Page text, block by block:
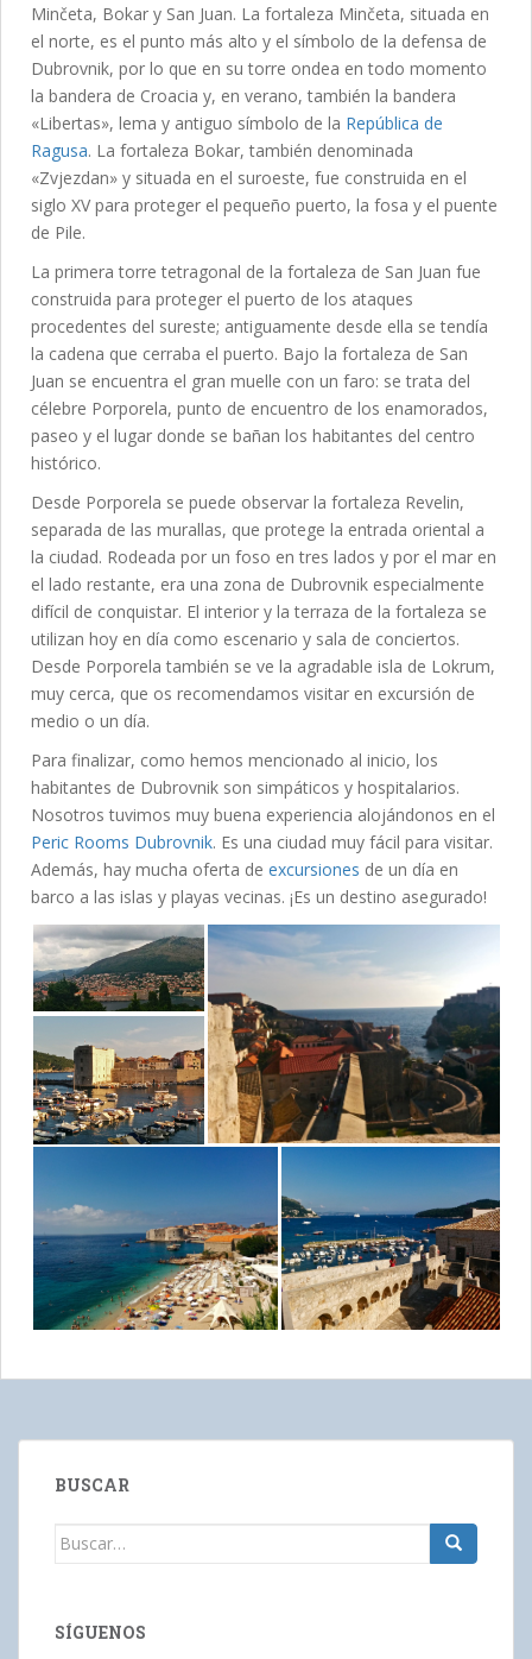
Minčeta, Bokar y San Juan. La fortaleza Minčeta, situada en
el norte, es el punto más alto y el símbolo de la defensa de
Dubrovnik, por lo que en su torre ondea en todo momento
la bandera de Croacia y, en verano, también la bandera
«Libertas», lema y antiguo símbolo de la República de
Ragusa. La fortaleza Bokar, también denominada
«Zvjezdan» y situada en el suroeste, fue construida en el
siglo XV para proteger el pequeño puerto, la fosa y el puente
de Pile.
La primera torre tetragonal de la fortaleza de San Juan fue
construida para proteger el puerto de los ataques
procedentes del sureste; antiguamente desde ella se tendía
la cadena que cerraba el puerto. Bajo la fortaleza de San
Juan se encuentra el gran muelle con un faro: se trata del
célebre Porporela, punto de encuentro de los enamorados,
paseo y el lugar donde se bañan los habitantes del centro
histórico.
Desde Porporela se puede observar la fortaleza Revelin,
separada de las murallas, que protege la entrada oriental a
la ciudad. Rodeada por un foso en tres lados y por el mar en
el lado restante, era una zona de Dubrovnik especialmente
difícil de conquistar. El interior y la terraza de la fortaleza se
utilizan hoy en día como escenario y sala de conciertos.
Desde Porporela también se ve la agradable isla de Lokrum,
muy cerca, que os recomendamos visitar en excursión de
medio o un día.
Para finalizar, como hemos mencionado al inicio, los
habitantes de Dubrovnik son simpáticos y hospitalarios.
Nosotros tuvimos muy buena experiencia alojándonos en el
Peric Rooms Dubrovnik. Es una ciudad muy fácil para visitar.
Además, hay mucha oferta de excursiones de un día en
barco a las islas y playas vecinas. ¡Es un destino asegurado!
BUSCAR
Buscar:
SÍGUENOS